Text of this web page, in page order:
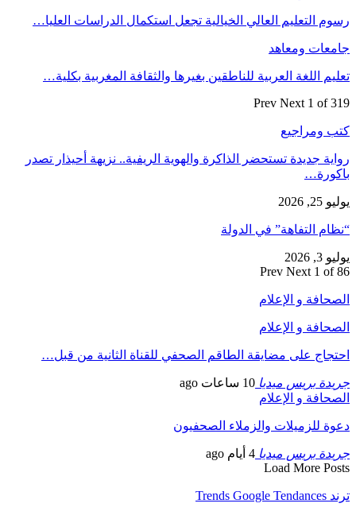
رسوم التعليم العالي الخيالية تجعل استكمال الدراسات العليا…
جامعات ومعاهد
تعليم اللغة العربية للناطقين بغيرها والثقافة المغربية بكلية…
Prev Next 1 of 319
كتب ومراجيع
رواية جديدة تستحضر الذاكرة والهوية الريفية.. نزيهة أحيذار تصدر
باكورة…
يوليو 25, 2026
“نظام التفاهة” في الدولة
يوليو 3, 2026
Prev Next 1 of 86
الصحافة و الإعلام
الصحافة و الإعلام
احتجاج على مضايقة الطاقم الصحفي للقناة الثانية من قبل…
جريدة بريس ميديا 10 ساعات ago
الصحافة و الإعلام
دعوة للزميلات والزملاء الصحفيون
جريدة بريس ميديا 4 أيام ago
Load More Posts
ترند Trends Google Tendances